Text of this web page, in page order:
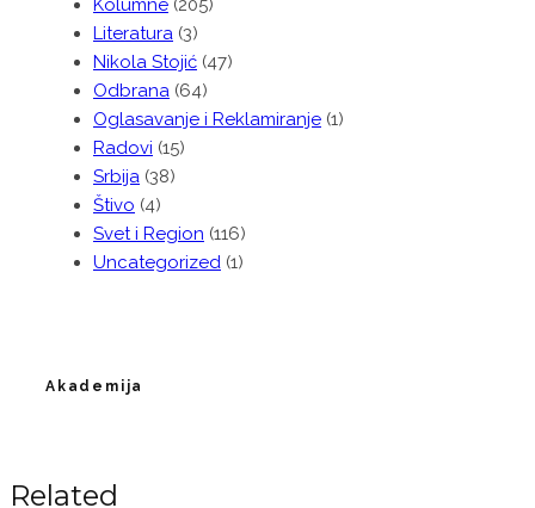
Kolumne (205)
Literatura (3)
Nikola Stojić (47)
Odbrana (64)
Oglasavanje i Reklamiranje (1)
Radovi (15)
Srbija (38)
Štivo (4)
Svet i Region (116)
Uncategorized (1)
Akademija
Related